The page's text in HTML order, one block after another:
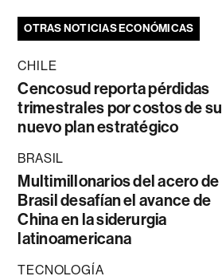
OTRAS NOTICIAS ECONÓMICAS
CHILE
Cencosud reporta pérdidas
trimestrales por costos de su
nuevo plan estratégico
BRASIL
Multimillonarios del acero de
Brasil desafían el avance de
China en la siderurgia
latinoamericana
TECNOLOGÍA